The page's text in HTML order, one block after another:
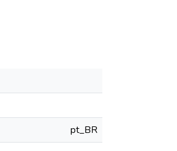
pt_BR